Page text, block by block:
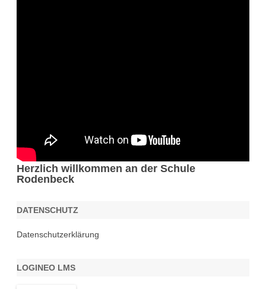
Herzlich willkommen an der Schule
Rodenbeck
DATENSCHUTZ
Datenschutzerklärung
LOGINEO LMS